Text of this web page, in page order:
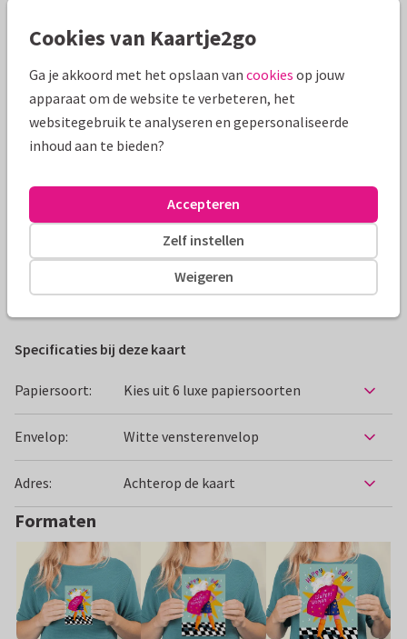
Productinformatie
Een vrolijk geïllustreerde kaart om te sturen naar iemand die
Alle kaarten zijn helemaal naar wens aan te passen
Verjaardagskaarten Aniet Illustration Hip en trendy
Specificaties bij deze kaart
Papiersoort: Kies uit 6 luxe papiersoorten
Envelop: Witte vensterenvelop
Adres: Achterop de kaart
Formaten
Cookies van Kaartje2go
Ga je akkoord met het opslaan van cookies op jouw
apparaat om de website te verbeteren, het
websitegebruik te analyseren en gepersonaliseerde
inhoud aan te bieden?
Weigeren
Zelf instellen
Accepteren